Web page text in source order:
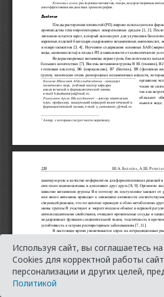
Используя сайт, вы соглашаетесь
Cookies для корректной работы
персонализации и других целей,
Политикой